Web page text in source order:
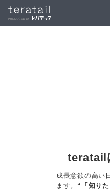
teratail
成長意欲の高い
ます。 “「知り